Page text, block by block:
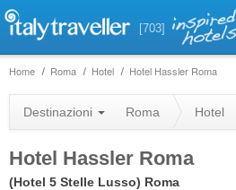
[703]
Home Roma Hotel Hotel Hassler Roma
Destinazioni Roma Hotel
Hotel Hassler Roma
(Hotel 5 Stelle Lusso) Roma